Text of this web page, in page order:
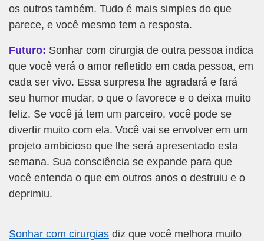
os outros também. Tudo é mais simples do que
parece, e você mesmo tem a resposta.
Futuro: Sonhar com cirurgia de outra pessoa indica
que você verá o amor refletido em cada pessoa, em
cada ser vivo. Essa surpresa lhe agradará e fará
seu humor mudar, o que o favorece e o deixa muito
feliz. Se você já tem um parceiro, você pode se
divertir muito com ela. Você vai se envolver em um
projeto ambicioso que lhe será apresentado esta
semana. Sua consciência se expande para que
você entenda o que em outros anos o destruiu e o
deprimiu.
Sonhar com cirurgias diz que você melhora muito